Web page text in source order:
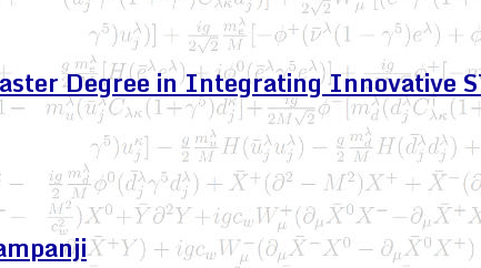
Degree in Integrating Innovative